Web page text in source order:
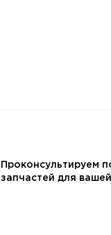
Проконсультируем
запчастей для